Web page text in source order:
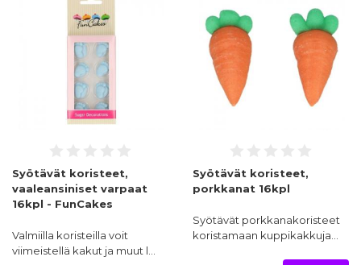
Syötävät koristeet,
vaaleansiniset varpaat
16kpl - FunCakes
Valmiilla koristeilla voit
viimeistellä kakut ja muut l…
Syötävät koristeet,
porkkanat 16kpl
Syötävät porkkanakoristeet
koristamaan kuppikakkuja…